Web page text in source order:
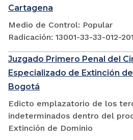
Cartagena
Medio de Control: Popular
Radicación: 13001-33-33-012-
Juzgado Primero Penal del
Especializado de Extinción
Bogotá
Edicto emplazatorio de los
indeterminados dentro del
Extinción de Dominio